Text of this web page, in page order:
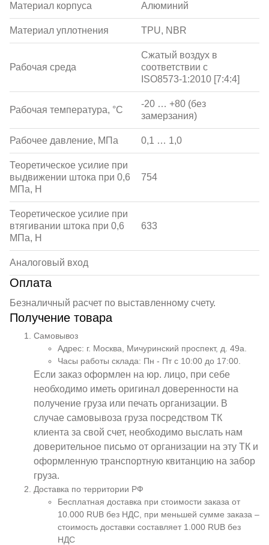
Материал корпуса Алюминий
Материал уплотнения TPU, NBR
Рабочая среда
Сжатый воздух в
соответствии с
ISO8573-1:2010 [7:4:4]
Рабочая температура, °С
-20 … +80 (без
замерзания)
Рабочее давление, МПа 0,1 … 1,0
Теоретическое усилие при
выдвижении штока при 0,6
МПа, Н
754
Теоретическое усилие при
втягивании штока при 0,6
МПа, Н
633
Аналоговый вход
Оплата
Безналичный расчет по выставленному счету.
Получение товара
Самовывоз
Адрес: г. Москва, Мичуринский проспект, д. 49а.
Часы работы склада: Пн - Пт с 10:00 до 17:00.
Если заказ оформлен на юр. лицо, при себе
необходимо иметь оригинал доверенности на
получение груза или печать организации. В
случае самовывоза груза посредством ТК
клиента за свой счет, необходимо выслать нам
доверительное письмо от организации на эту ТК и
оформленную транспортную квитанцию на забор
груза.
Доставка по территории РФ
Бесплатная доставка при стоимости заказа от
10.000 RUB без НДС, при меньшей сумме заказа –
стоимость доставки составляет 1.000 RUB без
НДС